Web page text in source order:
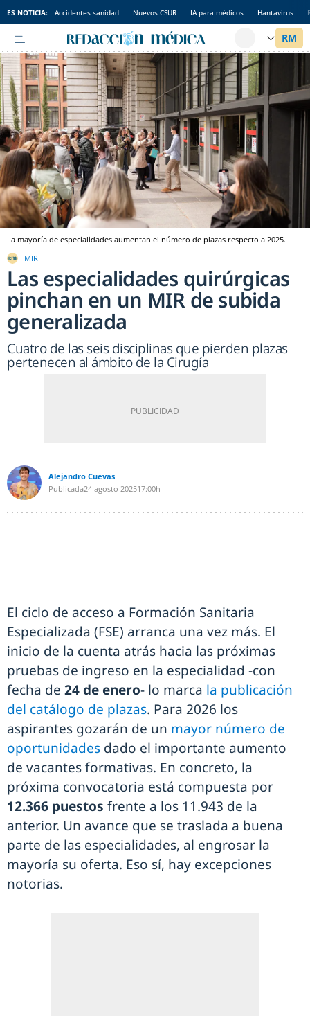
ES NOTICIA: Accidentes sanidad Nuevos CSUR IA para médicos Hantavirus
La mayoría de especialidades aumentan el número de plazas respecto a 2025.
MIR
Las especialidades quirúrgicas
pinchan en un MIR de subida
generalizada
Cuatro de las seis disciplinas que pierden plazas
pertenecen al ámbito de la Cirugía
Alejandro Cuevas
Publicada24 agosto 202517:00h
El ciclo de acceso a Formación Sanitaria
Especializada (FSE) arranca una vez más. El
inicio de la cuenta atrás hacia las próximas
pruebas de ingreso en la especialidad -con
fecha de 24 de enero- lo marca la publicación
del catálogo de plazas. Para 2026 los
aspirantes gozarán de un mayor número de
oportunidades dado el importante aumento
de vacantes formativas. En concreto, la
próxima convocatoria está compuesta por
12.366 puestos frente a los 11.943 de la
anterior. Un avance que se traslada a buena
parte de las especialidades, al engrosar la
mayoría su oferta. Eso sí, hay excepciones
notorias.